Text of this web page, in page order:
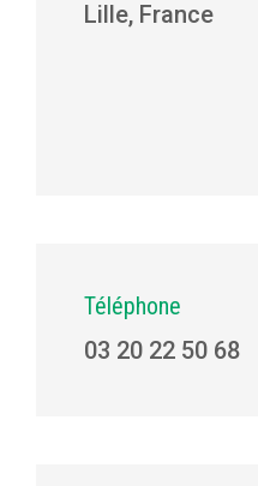
Lille, France
Téléphone
03 20 22 50 68